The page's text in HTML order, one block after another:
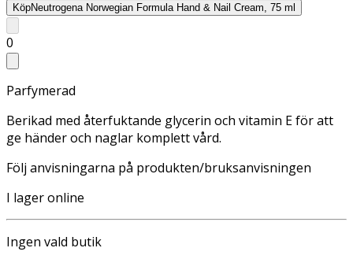
KöpNeutrogena Norwegian Formula Hand & Nail Cream, 75 ml
0
Parfymerad
Berikad med återfuktande glycerin och vitamin E för att
ge händer och naglar komplett vård.
Följ anvisningarna på produkten/bruksanvisningen
I lager online
Ingen vald butik